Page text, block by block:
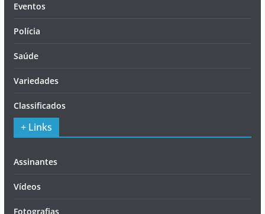
Eventos
Polícia
Saúde
Variedades
Classificados
+ Links
Assinantes
Vídeos
Fotografias